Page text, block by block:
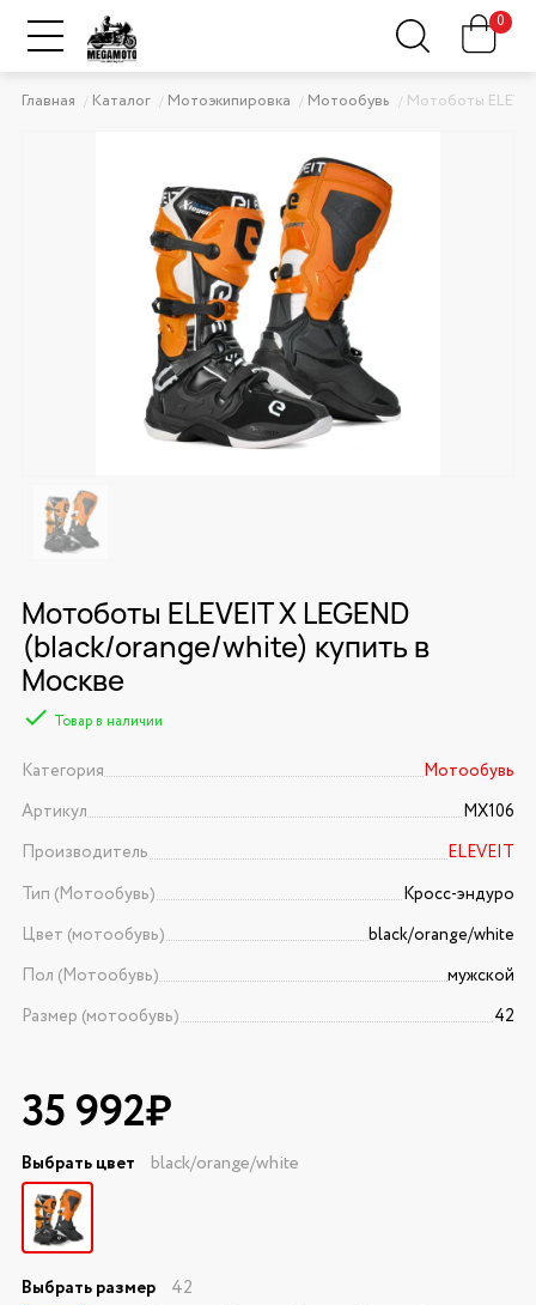
0
Главная Каталог Мотоэкипировка Мотообувь Мотоботы
Мотоботы ELEVEIT X LEGEND
(black/orange/white) купить в
Москве
Товар в наличии
Категория
Мотообувь
Артикул
MX106
Производитель
ELEVEIT
Тип (Мотообувь)
Кросс-эндуро
Цвет (мотообувь)
black/orange/white
Пол (Мотообувь)
мужской
Размер (мотообувь)
42
35 992₽
Выбрать цвет black/orange/white
Выбрать размер 42